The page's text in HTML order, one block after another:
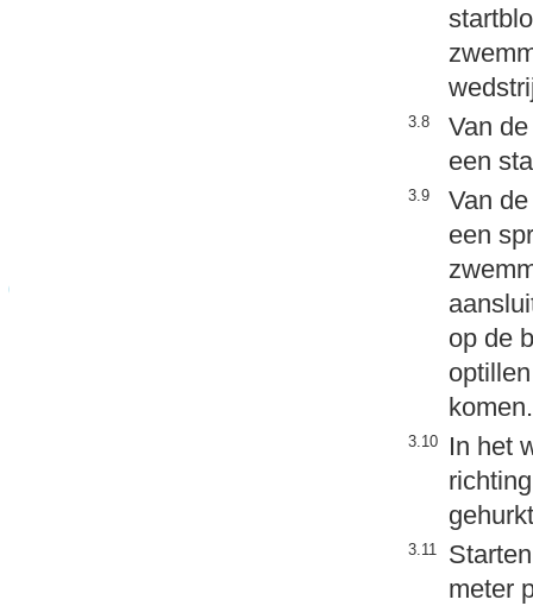
3.8
Van
een
3.9
Van
een
op de
komen.
3.10
In het
3.11
meter